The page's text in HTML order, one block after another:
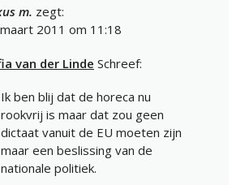
m. zegt:
2011 om 11:18
van der Linde Schreef:
Ik ben blij dat de horeca nu
rookvrij is maar dat zou geen
dictaat vanuit de EU moeten zijn
maar een beslissing van de
nationale politiek.